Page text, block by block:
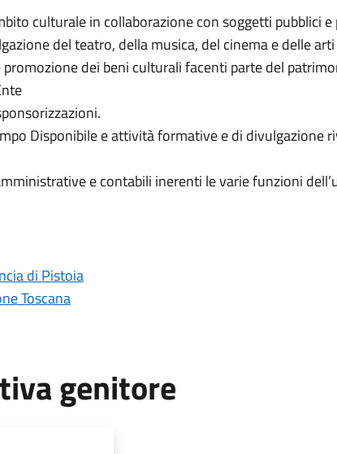
culturale in collaborazione con soggetti pubblici
del teatro, della musica, del cinema e delle arti
dei beni culturali facenti parte del
Disponibile e attività formative e di divulgazione
e contabili inerenti le varie funzioni
di Pistoia
Toscana
genitore